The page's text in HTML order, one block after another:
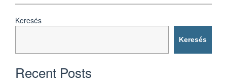
Keresés
Keresés
Recent Posts